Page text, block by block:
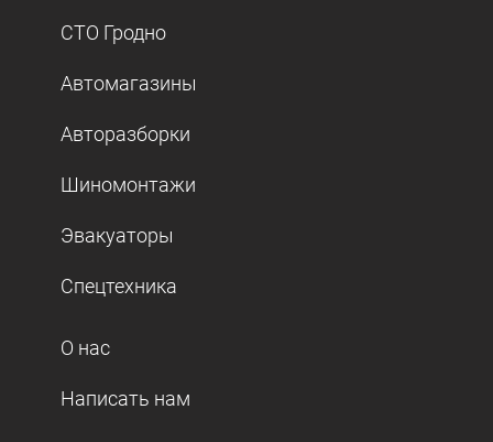
СТО Гродно
Автомагазины
Авторазборки
Шиномонтажи
Эвакуаторы
Спецтехника
О нас
Написать нам